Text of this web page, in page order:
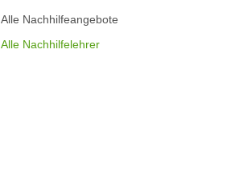
Alle Nachhilfeangebote
Alle Nachhilfelehrer